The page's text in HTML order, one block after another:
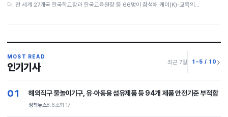
다. 전 세계 27개국 한국학교장과 한국교육원장 등 66명이 참석해 케이(K)-교육의…
MOST READ
인기기사 최근 7일 1–5 / 10
01 해외직구 물놀이기구, 유·아동용 섬유제품 등 94개 제품 안전기준 부적합
정책뉴스8.6조회 17